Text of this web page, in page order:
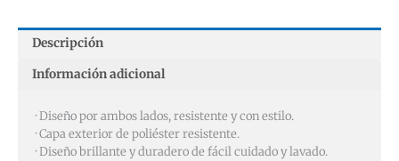
Descripción
Información adicional
· Diseño por ambos lados, resistente y con estilo.
· Capa exterior de poliéster resistente.
· Diseño brillante y duradero de fácil cuidado y lavado.